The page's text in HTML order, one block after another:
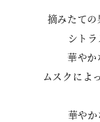
摘みたての
シト
華やか
ムスクによ
華やか